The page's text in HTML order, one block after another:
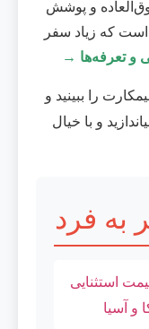
و پوشش
است که زیاد سفر
و تعرفه‌ها →
را ببینید و
و با خیال
به فرد
استثنایی
و آسیا